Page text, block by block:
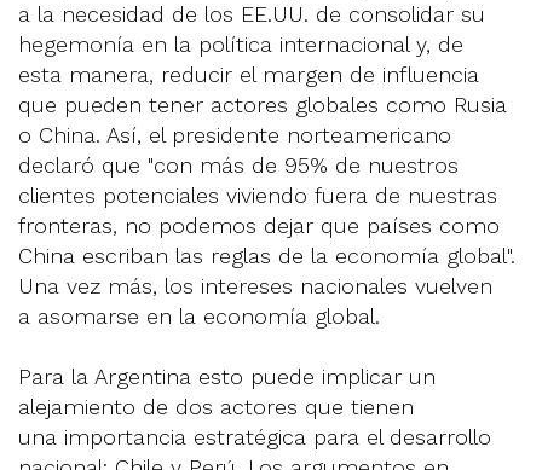
a la necesidad de los EE.UU. de consolidar su
hegemonía en la política internacional y, de
esta manera, reducir el margen de influencia
que pueden tener actores globales como Rusia
o China. Así, el presidente norteamericano
declaró que "con más de 95% de nuestros
clientes potenciales viviendo fuera de nuestras
fronteras, no podemos dejar que países como
China escriban las reglas de la economía global".
Una vez más, los intereses nacionales vuelven
a asomarse en la economía global.
Para la Argentina esto puede implicar un
alejamiento de dos actores que tienen
una importancia estratégica para el desarrollo